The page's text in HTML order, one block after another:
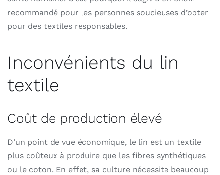
recommandé pour les personnes soucieuses d’opter
pour des textiles responsables.
Inconvénients du lin
textile
Coût de production élevé
D’un point de vue économique, le lin est un textile
plus coûteux à produire que les fibres synthétiques
ou le coton. En effet, sa culture nécessite beaucoup